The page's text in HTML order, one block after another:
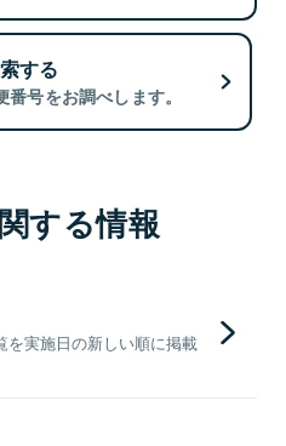
する
号をお調べします。
する情報
を実施日の新しい順に掲載